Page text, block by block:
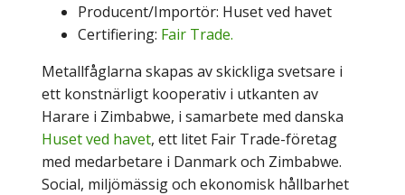
Producent/Importör: Huset ved havet
Certifiering: Fair Trade.
Metallfåglarna skapas av skickliga svetsare i
ett konstnärligt kooperativ i utkanten av
Harare i Zimbabwe, i samarbete med danska
Huset ved havet, ett litet Fair Trade-företag
med medarbetare i Danmark och Zimbabwe.
Social, miljömässig och ekonomisk hållbarhet